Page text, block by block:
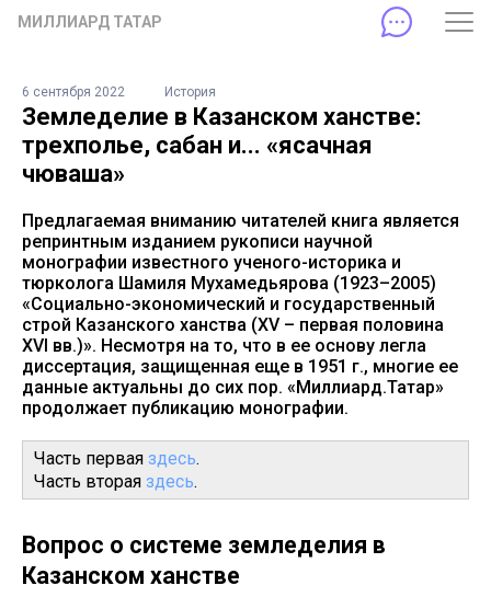
МИЛЛИАРД ТАТАР
6 сентября 2022 История
Земледелие в Казанском ханстве:
трехполье, сабан и... «ясачная
чюваша»
Предлагаемая вниманию читателей книга является
репринтным изданием рукописи научной
монографии известного ученого-историка и
тюрколога Шамиля Мухамедьярова (1923–2005)
«Социально-экономический и государственный
строй Казанского ханства (XV – первая половина
XVI вв.)». Несмотря на то, что в ее основу легла
диссертация, защищенная еще в 1951 г., многие ее
данные актуальны до сих пор. «Миллиард.Татар»
продолжает публикацию монографии.
Часть первая здесь.
Часть вторая здесь.
Вопрос о системе земледелия в
Казанском ханстве